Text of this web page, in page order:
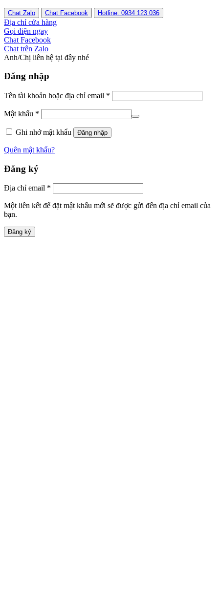
Chat Zalo Chat Facebook Hotline: 0934 123 036
Địa chỉ cửa hàng
Gọi điện ngay
Chat Facebook
Chat trên Zalo
Anh/Chị liên hệ tại đây nhé
Đăng nhập
Tên tài khoản hoặc địa chỉ email *
Mật khẩu *
Ghi nhớ mật khẩu Đăng nhập
Quên mật khẩu?
Đăng ký
Địa chỉ email *
Một liên kết để đặt mật khẩu mới sẽ được gửi đến địa chỉ email của
bạn.
Đăng ký